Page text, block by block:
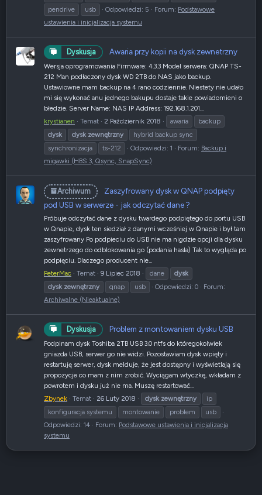
pendrive
usb Odpowiedzi: 5 Forum: Podstawowe
ustawienia i inicjalizacja systemu
Dyskusja Awaria przy kopii na dysk zewnetrzny
Wersja oprogramowania Firmware: 4.3.3 Model serwera: QNAP TS-
212 Man podłaczony dysk WD 2TB do NAS jako backup.
Ustawiowne mam backup na 4 rano codziennie. Niestety nie udało
mi się wykonać anu jednego bakupu dostaje takie powiadomieni o
błedzie. Server Name: NAS IP Address: 192.168.1.201...
krystianen
Temat 2 Październik 2018 awaria
backup
dysk
dysk zewnętrzny
hybrid backup sync
synchronizacja
ts-212 Odpowiedzi: 1 Forum: Backup i
migawki (HBS 3, Qsync, SnapSync)
Archiwum
Zaszyfrowany dysk w QNAP podpięty
pod USB w serwerze - jak odczytać dane ?
Próbuje odczytać dane z dysku twardego podpiętego do portu USB
w Qnapie, dysk ten siedział z danymi wcześniej w Qnapie i był tam
zaszyfrowany Po podpieciu do USB nie ma nigdzie opcji dla dysku
zewnetrzego do odblokowania go (podania hasla) Tak to wygląda po
podpięciu. Dlaczego producent nie...
PeterMac
Temat 9 Lipiec 2018 dane
dysk
dysk zewnętrzny qnap usb Odpowiedzi: 0
Forum:
Archiwalne (Nieaktualne)
Dyskusja Problem z montowaniem dysku USB
Podpinam dysk Toshiba 2TB USB 3.0 ntfs do któregokolwiek
gniazda USB, serwer go nie widzi. Pozostawiam dysk wpięty i
restartuję serwer, dysk melduje, że jest dostępny i wyświetlają się
propozycje co mam z nim zrobić. Wyciągam wtyczkę, wkładam z
powrotem i dysku już nie ma. Muszę restartować...
Zbynek
Temat 26 Luty 2018 dysk zewnętrzny
ip
konfiguracja systemu
montowanie problem
usb
Odpowiedzi: 14
Forum: Podstawowe ustawienia i inicjalizacja
systemu